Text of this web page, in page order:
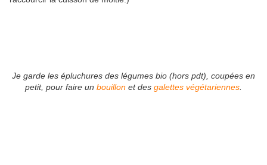
Je garde les épluchures des légumes bio (hors pdt), coupées en
petit, pour faire un bouillon et des galettes végétariennes